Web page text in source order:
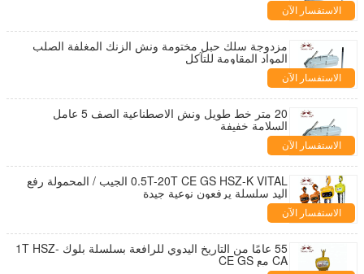
الاستفسار الآن
مزدوجة سلك حبل مختومة ونش الزنك المغلفة الصلب
المواد المقاومة للتآكل
الاستفسار الآن
20 متر خط طويل ونش الاصطناعية الصف 5 عامل
السلامة خفيفة
الاستفسار الآن
0.5T-20T CE GS HSZ-K VITAL الجيب / المحمولة رفع
اليد سلسلة يرفعون نوعية جيدة
الاستفسار الآن
55 عامًا من التاريخ اليدوي للرافعة بسلسلة بلوك 1T HSZ-
CA مع CE GS